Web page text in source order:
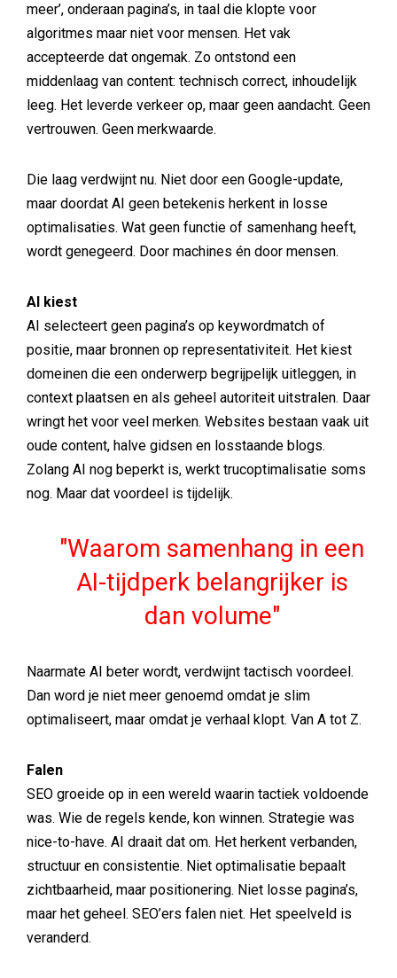
meer’, onderaan pagina’s, in taal die klopte voor
algoritmes maar niet voor mensen. Het vak
accepteerde dat ongemak. Zo ontstond een
middenlaag van content: technisch correct, inhoudelijk
leeg. Het leverde verkeer op, maar geen aandacht. Geen
vertrouwen. Geen merkwaarde.
Die laag verdwijnt nu. Niet door een Google-update,
maar doordat AI geen betekenis herkent in losse
optimalisaties. Wat geen functie of samenhang heeft,
wordt genegeerd. Door machines én door mensen.
AI kiest
AI selecteert geen pagina’s op keywordmatch of
positie, maar bronnen op representativiteit. Het kiest
domeinen die een onderwerp begrijpelijk uitleggen, in
context plaatsen en als geheel autoriteit uitstralen. Daar
wringt het voor veel merken. Websites bestaan vaak uit
oude content, halve gidsen en losstaande blogs.
Zolang AI nog beperkt is, werkt trucoptimalisatie soms
nog. Maar dat voordeel is tijdelijk.
Waarom samenhang in een
AI-tijdperk belangrijker is
dan volume
Naarmate AI beter wordt, verdwijnt tactisch voordeel.
Dan word je niet meer genoemd omdat je slim
optimaliseert, maar omdat je verhaal klopt. Van A tot Z.
Falen
SEO groeide op in een wereld waarin tactiek voldoende
was. Wie de regels kende, kon winnen. Strategie was
nice-to-have. AI draait dat om. Het herkent verbanden,
structuur en consistentie. Niet optimalisatie bepaalt
zichtbaarheid, maar positionering. Niet losse pagina’s,
maar het geheel. SEO’ers falen niet. Het speelveld is
veranderd.